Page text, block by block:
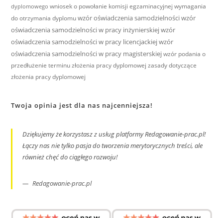
dyplomowego wniosek o powołanie komisji egzaminacyjnej wymagania
do otrzymania dyplomu wzór oświadczenia samodzielnościwzór
oświadczenia samodzielności w pracy inżynierskiejwzór
oświadczenia samodzielności w pracy licencjackiejwzór
oświadczenia samodzielności w pracy magisterskiej wzór podania o
przedłużenie terminu złożenia pracy dyplomowej zasady dotyczące
złożenia pracy dyplomowej
Twoja opinia jest dla nas najcenniejsza!
Dziękujemy że korzystasz z usług platformy Redagowanie-prac.pl!
Łączy nas nie tylko pasja do tworzenia merytorycznych treści, ale
również chęć do ciągłego rozwoju!
Redagowanie-prac.pl